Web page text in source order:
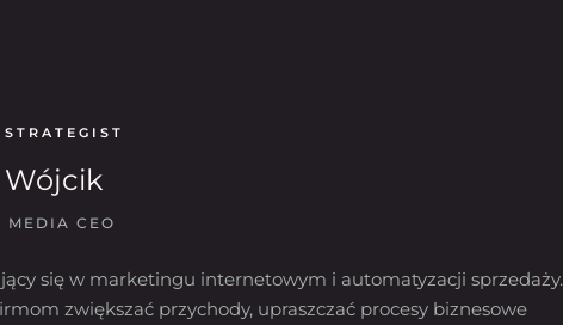
MEDIA CEO
się w marketingu internetowym i automatyzacji sprzedaży.
zwiększać przychody, upraszczać procesy biznesowe